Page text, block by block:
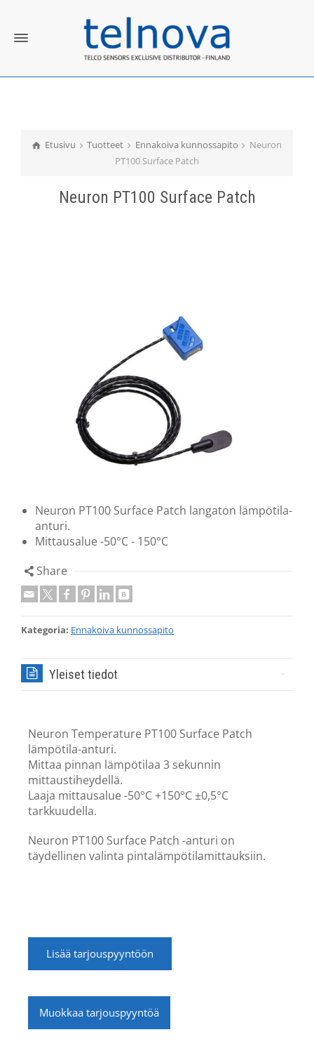
Etusivu Tuotteet Ennakoiva kunnossapito
Neuron
PT100 Surface Patch
Neuron PT100 Surface Patch
Neuron PT100 Surface Patch langaton lämpötila-
anturi.
Mittausalue -50°C - 150°C
Share
Kategoria: Ennakoiva kunnossapito
Yleiset tiedot
Neuron Temperature PT100 Surface Patch
lämpötila-anturi.
Mittaa pinnan lämpötilaa 3 sekunnin
mittaustiheydellä.
Laaja mittausalue -50°C +150°C ±0,5°C
tarkkuudella.
Neuron PT100 Surface Patch -anturi on
täydellinen valinta pintalämpötilamittauksiin.
Lisää tarjouspyyntöön
Muokkaa tarjouspyyntöä